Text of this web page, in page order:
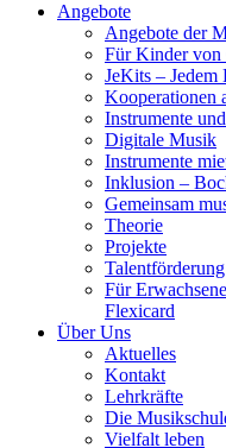
Angebote
Angebote der
Für Kinder von
JeKits – Jedem
Kooperationen
Instrumente
Digitale Musik
Instrumente
Inklusion –
Gemeinsam
Theorie
Projekte
Talentförderung
Für
Flexicard
Über Uns
Aktuelles
Kontakt
Lehrkräfte
Die
Vielfalt leben